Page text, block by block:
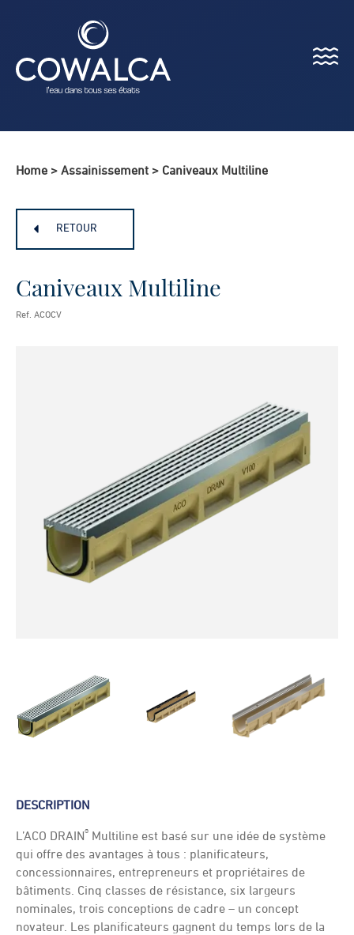
Menu
Home > Assainissement > Caniveaux Multiline
RETOUR
Caniveaux Multiline
Ref. ACOCV
DESCRIPTION
L’ACO DRAIN® Multiline est basé sur une idée de système
qui offre des avantages à tous : planificateurs,
concessionnaires, entrepreneurs et propriétaires de
bâtiments. Cinq classes de résistance, six largeurs
nominales, trois conceptions de cadre – un concept
novateur. Les planificateurs gagnent du temps lors de la